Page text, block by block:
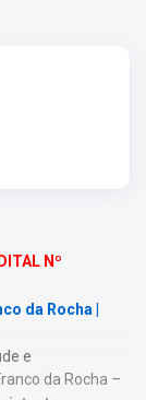
Nº
da Rocha |
e
da Rocha –